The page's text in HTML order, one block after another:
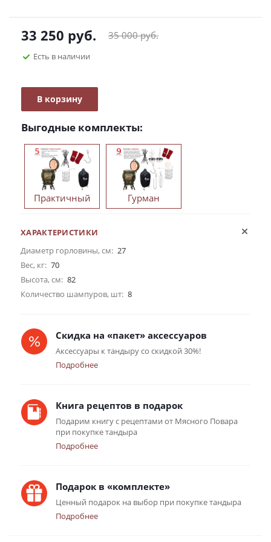
33 250 руб. 35 000руб.
Есть в наличии
В корзину
Выгодные комплекты:
Практичный Гурман
ХАРАКТЕРИСТИКИ
Диаметр горловины, см: 27
Вес, кг: 70
Высота, см: 82
Количество шампуров, шт: 8
Скидка на «пакет» аксессуаров
Аксессуары к тандыру со скидкой 30%!
Подробнее
Книга рецептов в подарок
Подарим книгу с рецептами от Мясного Повара
при покупке тандыра
Подробнее
Подарок в «комплекте»
Ценный подарок на выбор при покупке тандыра
Подробнее